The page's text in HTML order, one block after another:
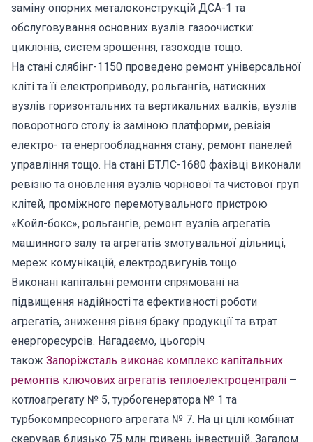
заміну опорних металоконструкцій ДСА-1 та
обслуговування основних вузлів газоочистки:
циклонів, систем зрошення, газоходів тощо.
На стані слябінг-1150 проведено ремонт універсальної
кліті та її електроприводу, рольгангів, натискних
вузлів горизонтальних та вертикальних валків, вузлів
поворотного столу із заміною платформи, ревізія
електро- та енергообладнання стану, ремонт панелей
управління тощо. На стані БТЛС-1680 фахівці виконали
ревізію та оновлення вузлів чорнової та чистової груп
клітей, проміжного перемотувального пристрою
«Койл-бокс», рольгангів, ремонт вузлів агрегатів
машинного залу та агрегатів змотувальної дільниці,
мереж комунікацій, електродвигунів тощо.
Виконані капітальні ремонти спрямовані на
підвищення надійності та ефективності роботи
агрегатів, зниження рівня браку продукції та втрат
енергоресурсів. Нагадаємо, цьогоріч
також Запоріжсталь виконає комплекс капітальних
ремонтів ключових агрегатів теплоелектроцентралі –
котлоагрегату № 5, турбогенератора № 1 та
турбокомпресорного агрегата № 7. На ці цілі комбінат
скерував близько 75 млн гривень інвестицій. Загалом